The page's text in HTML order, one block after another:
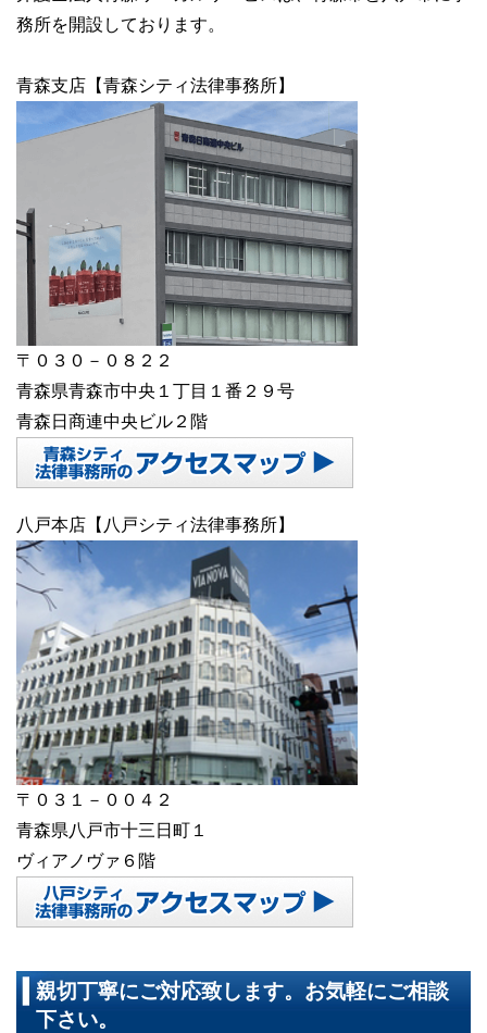
務所を開設しております。
青森支店【青森シティ法律事務所】
〒０３０－０８２２
青森県青森市中央１丁目１番２９号
青森日商連中央ビル２階
八戸本店【八戸シティ法律事務所】
〒０３１－００４２
青森県八戸市十三日町１
ヴィアノヴァ６階
親切丁寧にご対応致します。お気軽にご相談
下さい。